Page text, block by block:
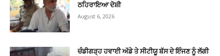
ਠਹਿਰਾਇਆ ਦੋਸ਼ੀ
August 6, 2026
ਚੰਡੀਗੜ੍ਹ ਹਵਾਈ ਅੱਡੇ ਤੇ ਸੀਟੀਯੂ ਬੱਸ ਦੇ ਇੰਜਣ ਨੂੰ ਲੱਗੀ